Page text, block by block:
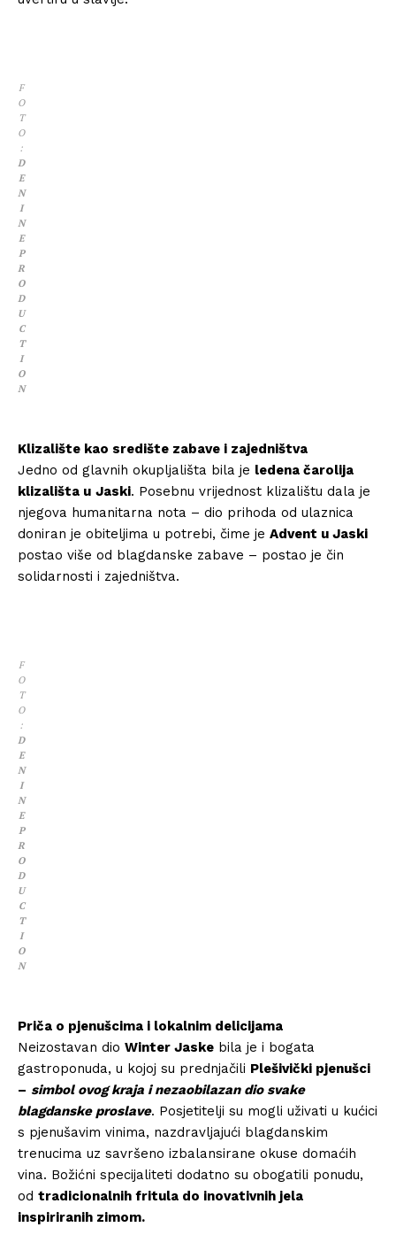
F
O
T
O
:
D
E
N
I
N
E
P
R
O
D
U
C
T
I
O
N
Klizalište kao središte zabave i zajedništva
Jedno od glavnih okupljališta bila je ledena čarolija
klizališta u Jaski. Posebnu vrijednost klizalištu dala je
njegova humanitarna nota – dio prihoda od ulaznica
doniran je obiteljima u potrebi, čime je Advent u Jaski
postao više od blagdanske zabave – postao je čin
solidarnosti i zajedništva.
F
O
T
O
:
D
E
N
I
N
E
P
R
O
D
U
C
T
I
O
N
Priča o pjenušcima i lokalnim delicijama
Neizostavan dio Winter Jaske bila je i bogata
gastroponuda, u kojoj su prednjačili Plešivički pjenušci
– simbol ovog kraja i nezaobilazan dio svake
blagdanske proslave. Posjetitelji su mogli uživati u kućici
s pjenušavim vinima, nazdravljajući blagdanskim
trenucima uz savršeno izbalansirane okuse domaćih
vina. Božićni specijaliteti dodatno su obogatili ponudu,
od tradicionalnih fritula do inovativnih jela
inspiriranih zimom.